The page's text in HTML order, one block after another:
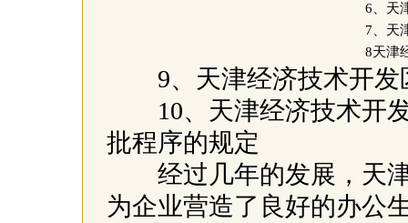
6、天
7、天
8天津
9、天津经济技术开发
10、天津经济技术开发
批程序的规定
经过几年的发展，天津
为企业营造了良好的办公